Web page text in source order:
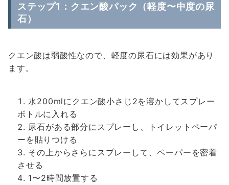
ステップ1：クエン酸パック（軽度〜中度の尿
石）
クエン酸は弱酸性なので、軽度の尿石には効果があり
ます。
水200mlにクエン酸小さじ2を溶かしてスプレー
ボトルに入れる
尿石がある部分にスプレーし、トイレットペーパ
ーを貼りつける
その上からさらにスプレーして、ペーパーを密着
させる
1〜2時間放置する